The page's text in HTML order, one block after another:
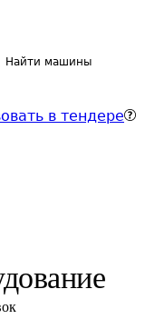
Найти машины
в тендере